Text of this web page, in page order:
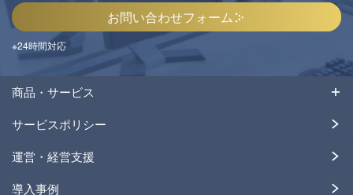
お問い合わせフォーム
※24時間対応
商品・サービス
サービスポリシー
運営・経営支援
導入事例